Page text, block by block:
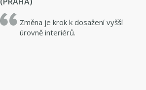
Změna je krok k dosažení vyšší
úrovně interiérů.